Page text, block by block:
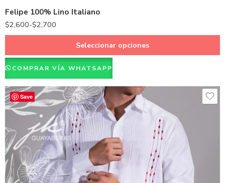
Felipe 100% Lino Italiano
$2,600-$2,700
Blanco
Seleccionar opciones
COMPRAR VÍA WHATSAPP
Save